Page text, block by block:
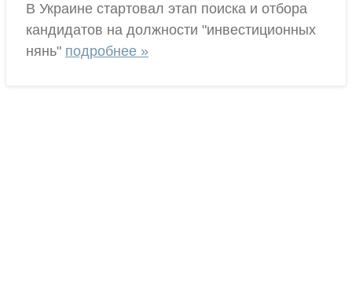
В Украине стартовал этап поиска и отбора
кандидатов на должности "инвестиционных
нянь" подробнее »